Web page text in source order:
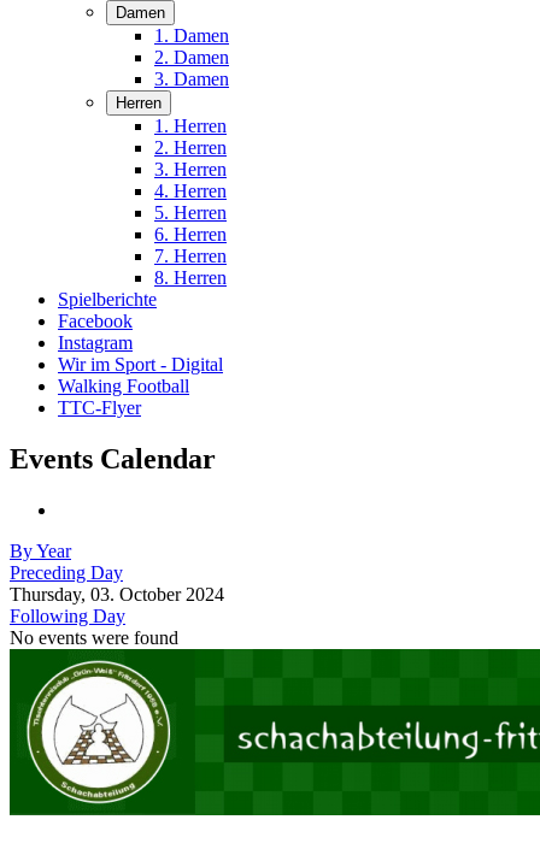
Damen
1. Damen
2. Damen
3. Damen
Herren
1. Herren
2. Herren
3. Herren
4. Herren
5. Herren
6. Herren
7. Herren
8. Herren
Spielberichte
Facebook
Instagram
Wir im Sport - Digital
Walking Football
TTC-Flyer
Events Calendar
By Year
Preceding Day
Thursday, 03. October 2024
Following Day
No events were found